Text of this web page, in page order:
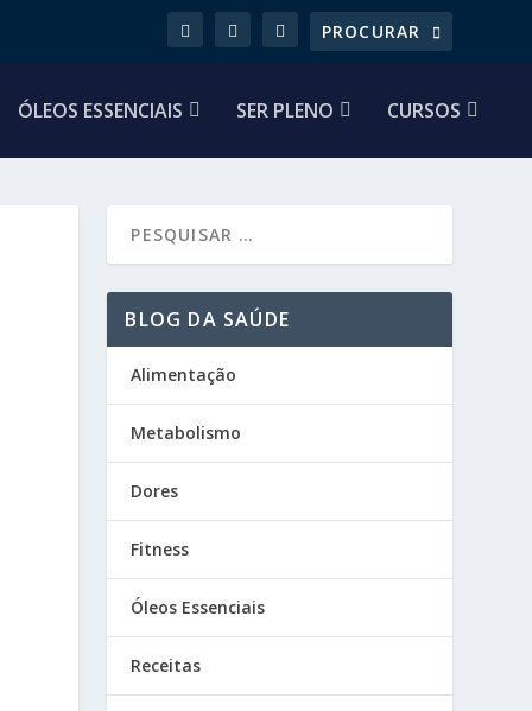
ÓLEOS ESSENCIAIS SER PLENO CURSOS
BLOG DA SAÚDE
Alimentação
Metabolismo
Dores
Fitness
Óleos Essenciais
Receitas